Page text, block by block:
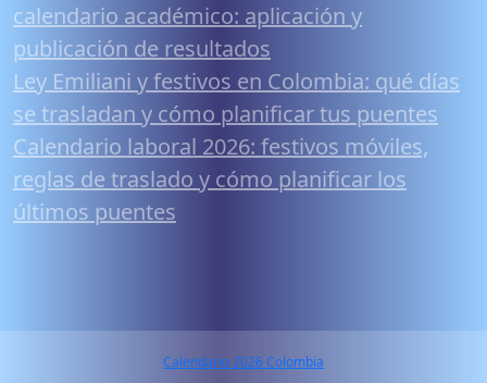
calendario académico: aplicación y
publicación de resultados
Ley Emiliani y festivos en Colombia: qué días
se trasladan y cómo planificar tus puentes
Calendario laboral 2026: festivos móviles,
reglas de traslado y cómo planificar los
últimos puentes
Calendario 2026 Colombia